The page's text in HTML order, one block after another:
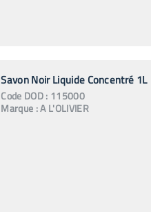
Savon Noir Liquide Concentré 1L
Code DOD: 115000
Marque :A L'OLIVIER